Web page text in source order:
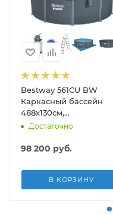
Bestway 561CU BW
Каркасный бассейн
488х130см,
композитный, 21490л,
лестн, тент, подст, дисп.
Достаточно
98 200 руб.
В КОРЗИНУ